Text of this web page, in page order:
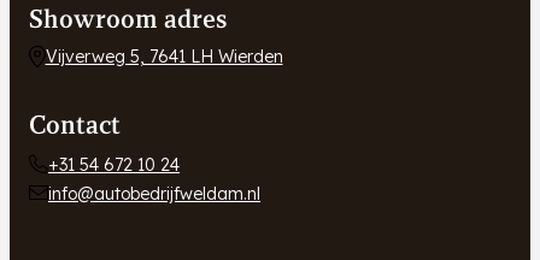
Showroom adres
Vijverweg 5, 7641 LH Wierden
Contact
+31 54 672 10 24
info@autobedrijfweldam.nl